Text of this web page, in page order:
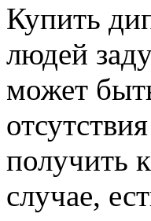
Купить
людей
может
получить
случае,